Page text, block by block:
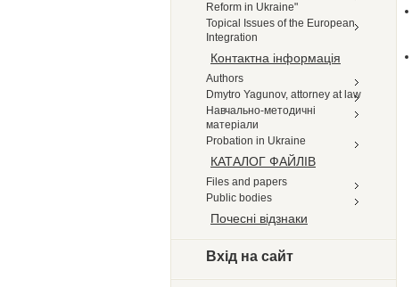
Reform in Ukraine"
Topical Issues of the European
Integration
Контактна інформація
Authors
Dmytro Yagunov, attorney at law
Навчально-методичні
матеріали
Probation in Ukraine
КАТАЛОГ ФАЙЛІВ
Files and papers
Public bodies
Почесні відзнаки
Вхід на сайт